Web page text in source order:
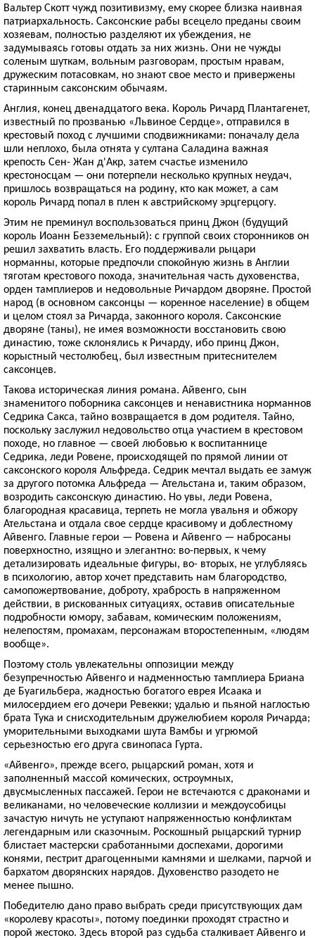
Вальтер Скотт чужд позитивизму, ему скорее близка наивная
патриархальность. Саксонские рабы всецело преданы своим
хозяевам, полностью разделяют их убеждения, не
задумываясь готовы отдать за них жизнь. Они не чужды
соленым шуткам, вольным разговорам, простым нравам,
дружеским потасовкам, но знают свое место и привержены
старинным саксонским обычаям.
Англия, конец двенадцатого века. Король Ричард Плантагенет,
известный по прозванью «Львиное Сердце», отправился в
крестовый поход с лучшими сподвижниками: поначалу дела
шли неплохо, была отнята у султана Саладина важная
крепость Сен- Жан д'Акр, затем счастье изменило
крестоносцам — они потерпели несколько крупных неудач,
пришлось возвращаться на родину, кто как может, а сам
король Ричард попал в плен к австрийскому эрцгерцогу.
Этим не преминул воспользоваться принц Джон (будущий
король Иоанн Безземельный): с группой своих сторонников он
решил захватить власть. Его поддерживали рыцари
норманны, которые предпочли спокойную жизнь в Англии
тяготам крестового похода, значительная часть духовенства,
орден тамплиеров и недовольные Ричардом дворяне. Простой
народ (в основном саксонцы — коренное население) в общем
и целом стоял за Ричарда, законного короля. Саксонские
дворяне (таны), не имея возможности восстановить свою
династию, тоже склонялись к Ричарду, ибо принц Джон,
корыстный честолюбец, был известным притеснителем
саксонцев.
Такова историческая линия романа. Айвенго, сын
знаменитого поборника саксонцев и ненавистника норманнов
Седрика Сакса, тайно возвращается в дом родителя. Тайно,
поскольку заслужил недовольство отца участием в крестовом
походе, но главное — своей любовью к воспитаннице
Седрика, леди Ровене, происходящей по прямой линии от
саксонского короля Альфреда. Седрик мечтал выдать ее замуж
за другого потомка Альфреда — Ательстана и, таким образом,
возродить саксонскую династию. Но увы, леди Ровена,
благородная красавица, терпеть не могла увальня и обжору
Ательстана и отдала свое сердце красивому и доблестному
Айвенго. Главные герои — Ровена и Айвенго — набросаны
поверхностно, изящно и элегантно: во-первых, к чему
детализировать идеальные фигуры, во- вторых, не углубляясь
в психологию, автор хочет представить нам благородство,
самопожертвование, доброту, храбрость в напряженном
действии, в рискованных ситуациях, оставив описательные
подробности юмору, забавам, комическим положениям,
нелепостям, промахам, персонажам второстепенным, «людям
вообще».
Поэтому столь увлекательны оппозиции между
безупречностью Айвенго и надменностью тамплиера Бриана
де Буагильбера, жадностью богатого еврея Исаака и
милосердием его дочери Ревекки; удалью и пьяной наглостью
брата Тука и снисходительным дружелюбием короля Ричарда;
уморительными выходками шута Вамбы и угрюмой
серьезностью его друга свинопаса Гурта.
«Айвенго», прежде всего, рыцарский роман, хотя и
заполненный массой комических, остроумных,
двусмысленных пассажей. Герои не встечаются с драконами и
великанами, но человеческие коллизии и междоусобицы
зачастую ничуть не уступают напряженностью конфликтам
легендарным или сказочным. Роскошный рыцарский турнир
блистает мастерски сработанными доспехами, дорогими
конями, пестрит драгоценными камнями и шелками, парчой и
бархатом дворянских нарядов. Духовенство разодето не
менее пышно.
Победителю дано право выбрать среди присутствующих дам
«королеву красоты», потому поединки проходят страстно и
порой жестоко. Здесь второй раз судьба сталкивает Айвенго и